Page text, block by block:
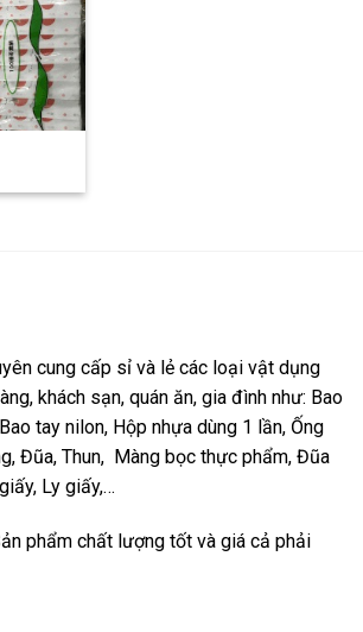
cung cấp sỉ và lẻ các loại vật dụng
khách sạn, quán ăn, gia đình như: Bao
tay nilon, Hộp nhựa dùng 1 lần, Ống
Đũa, Thun, Màng bọc thực phẩm, Đũa
Ly giấy,…
phẩm chất lượng tốt và giá cả phải